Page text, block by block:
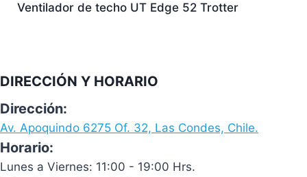
Ventilador de techo UT Edge 52 Trotter
DIRECCIÓN Y HORARIO
Dirección:
Av. Apoquindo 6275 Of. 32, Las Condes, Chile.
Horario:
Lunes a Viernes: 11:00 - 19:00 Hrs.